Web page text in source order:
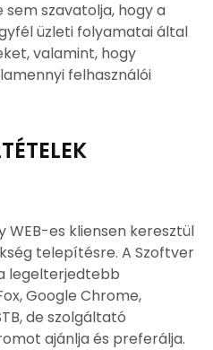
szavatolja, hogy a
üzleti folyamatai által
valamint, hogy
felhasználói
WEB-es kliensen keresztül
telepítésre. A Szoftver
legelterjedtebb
Google Chrome,
de szolgáltató
ajánlja és preferálja.